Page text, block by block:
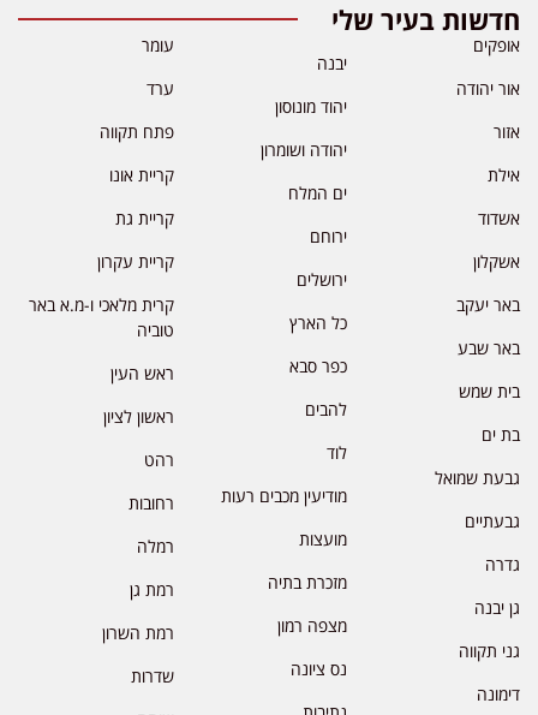
חדשות בעיר שלי
אופקים
אור יהודה
אזור
אילת
אשדוד
אשקלון
באר יעקב
באר שבע
בית שמש
בת ים
גבעת שמואל
גבעתיים
גדרה
גן יבנה
גני תקווה
דימונה
יבנה
יהוד מונוסון
יהודה ושומרון
ים המלח
ירוחם
ירושלים
כל הארץ
כפר סבא
להבים
לוד
מודיעין מכבים רעות
מועצות
מזכרת בתיה
מצפה רמון
נס ציונה
עומר
ערד
פתח תקווה
קריית אונו
קריית גת
קריית עקרון
קרית מלאכי ו-מ.א באר
טוביה
ראש העין
ראשון לציון
רהט
רחובות
רמלה
רמת גן
רמת השרון
שדרות